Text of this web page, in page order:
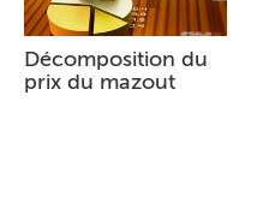
Décomposition du
prix du mazout